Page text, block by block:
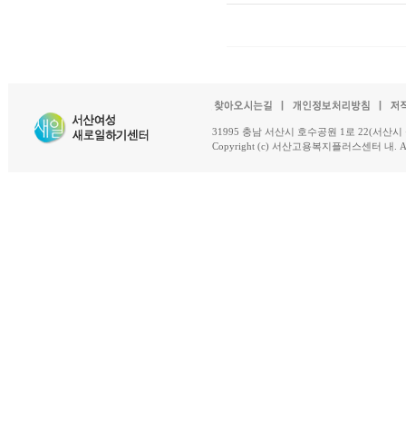
31995 충남 서산시 호수공원 1로 22(서산
Copyright (c) 서산고용복지플러스센터 내.